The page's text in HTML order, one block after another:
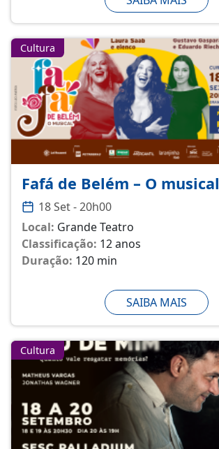
Cultura
Fafá de Belém – O musical
18 Set - 20h00
Local: Grande Teatro
Classificação: 12 anos
Duração: 120 min
SAIBA MAIS
Cultura